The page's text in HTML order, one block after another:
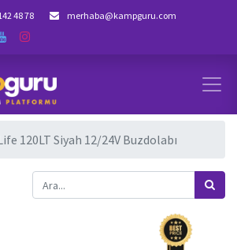
48 78
merhaba@kampguru.com
120LT Siyah 12/24V Buzdolabı